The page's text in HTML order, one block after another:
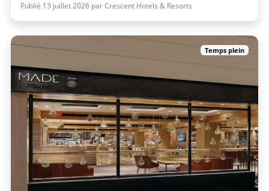
Publié 13 juillet 2026 par Crescent Hotels & Resorts
Temps plein